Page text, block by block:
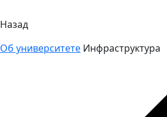
Назад
Об университете Инфраструктура